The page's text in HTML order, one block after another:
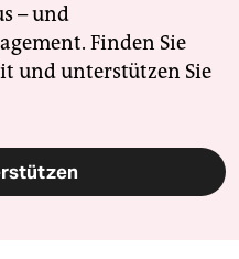
– und
Finden Sie
und unterstützen Sie